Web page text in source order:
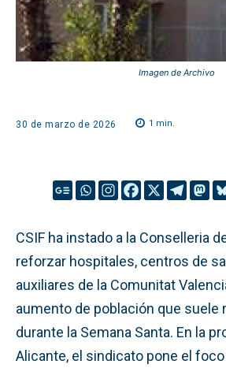
Imagen de Archivo
30 de marzo de 2026 1 min.
CSIF ha instado a la Conselleria
reforzar hospitales, centros de
auxiliares de la Comunitat
aumento de población que suele
durante la Semana Santa. En la
Alicante, el sindicato pone el